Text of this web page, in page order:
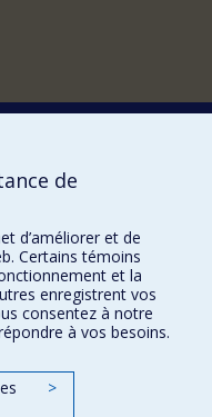
de
d’améliorer et de
Certains témoins
et la
enregistrent vos
consentez à notre
à vos besoins.
>